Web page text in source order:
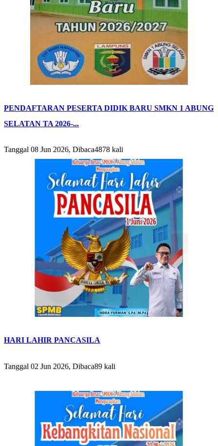
PENDAFTARAN PESERTA DIDIK BARU SMKN 1 ABUNG
SELATAN TA 2026-...
Tanggal 08 Jun 2026, Dibaca4878 kali
HARI LAHIR PANCASILA
Tanggal 02 Jun 2026, Dibaca89 kali